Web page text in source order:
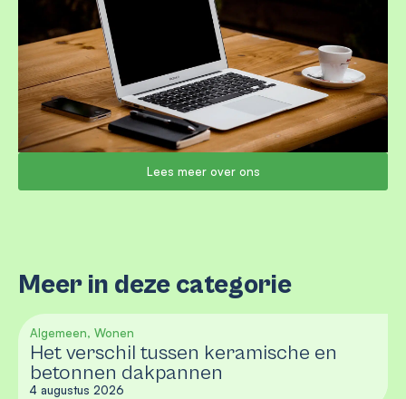
Lees meer over ons
Meer in deze categorie
Algemeen, Wonen
Het verschil tussen keramische en
betonnen dakpannen
4 augustus 2026